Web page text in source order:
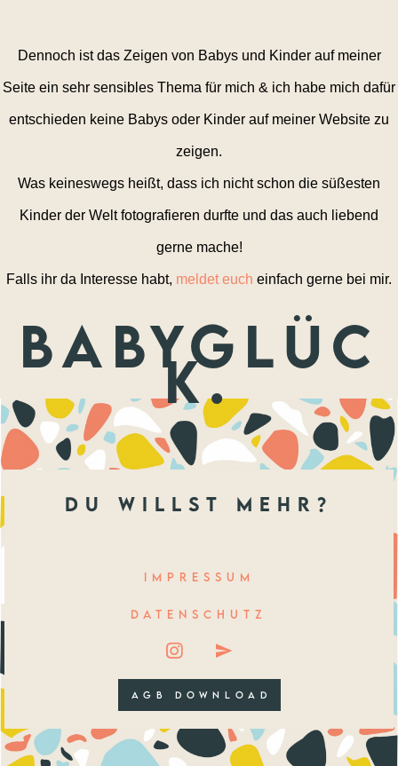
Dennoch ist das Zeigen von Babys und Kinder auf meiner
Seite ein sehr sensibles Thema für mich & ich habe mich dafür
entschieden keine Babys oder Kinder auf meiner Website zu
zeigen.
Was keineswegs heißt, dass ich nicht schon die süßesten
Kinder der Welt fotografieren durfte und das auch liebend
gerne mache!
Falls ihr da Interesse habt, meldet euch einfach gerne bei mir.
Babyglüc
k.
du willst mehr?
IMPRESSUM
DATENSCHUTZ
AGB DOWNLOAD